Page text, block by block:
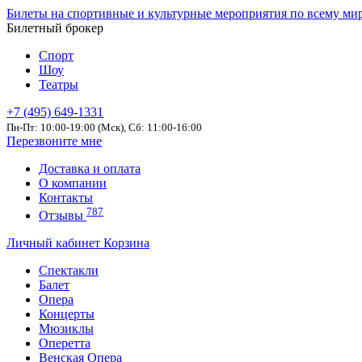
Билеты на спортивные и культурные мероприятия по всему
Билетный брокер
Спорт
Шоу
Театры
+7 (495) 649-1331
Пн-Пт: 10:00-19:00 (Мск), Сб: 11:00-16:00
Перезвоните мне
Доставка и оплата
О компании
Контакты
Отзывы 787
Личный кабинет Корзина
Спектакли
Балет
Опера
Концерты
Мюзиклы
Оперетта
Венская Опера